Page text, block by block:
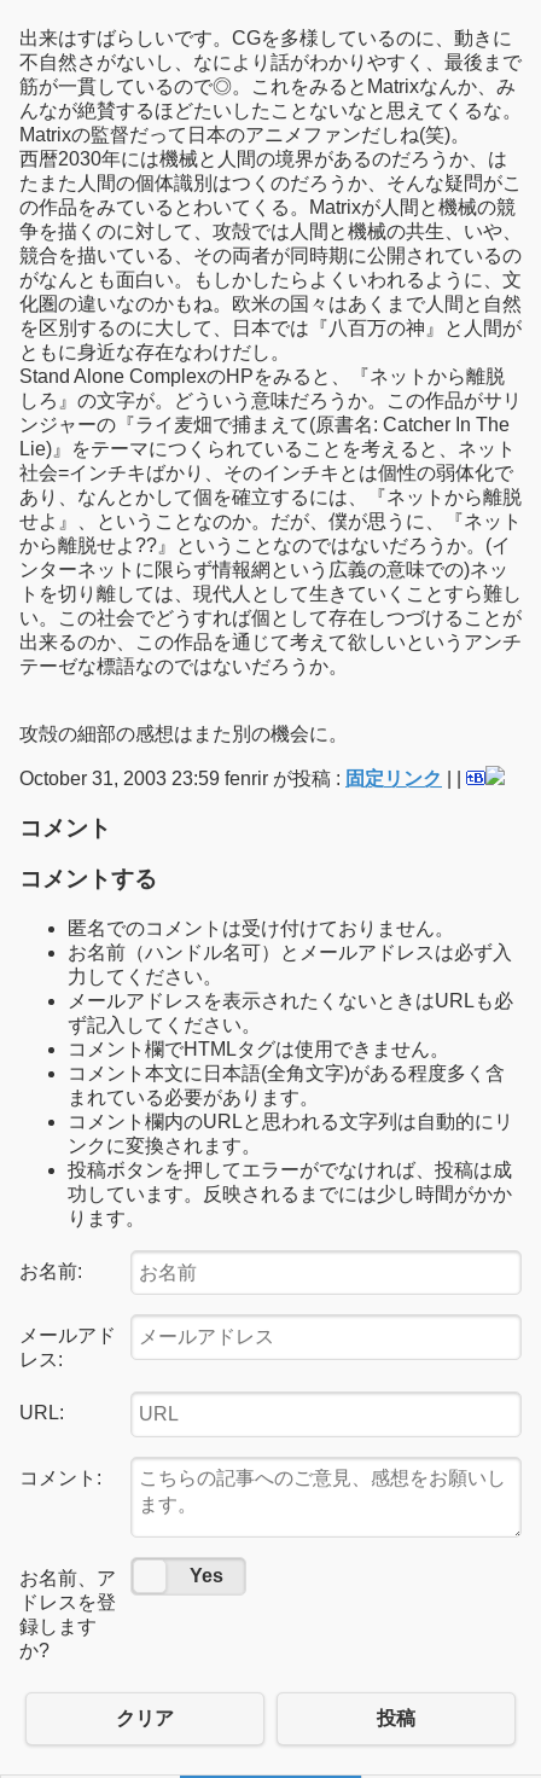
出来はすばらしいです。CGを多様しているのに、動きに
不自然さがないし、なにより話がわかりやすく、最後まで
筋が一貫しているので◎。これをみるとMatrixなんか、み
んなが絶賛するほどたいしたことないなと思えてくるな。
Matrixの監督だって日本のアニメファンだしね(笑)。
西暦2030年には機械と人間の境界があるのだろうか、は
たまた人間の個体識別はつくのだろうか、そんな疑問がこ
の作品をみているとわいてくる。Matrixが人間と機械の競
争を描くのに対して、攻殻では人間と機械の共生、いや、
競合を描いている、その両者が同時期に公開されているの
がなんとも面白い。もしかしたらよくいわれるように、文
化圏の違いなのかもね。欧米の国々はあくまで人間と自然
を区別するのに大して、日本では『八百万の神』と人間が
ともに身近な存在なわけだし。
Stand Alone ComplexのHPをみると、『ネットから離脱
しろ』の文字が。どういう意味だろうか。この作品がサリ
ンジャーの『ライ麦畑で捕まえて(原書名: Catcher In The
Lie)』をテーマにつくられていることを考えると、ネット
社会=インチキばかり、そのインチキとは個性の弱体化で
あり、なんとかして個を確立するには、『ネットから離脱
せよ』、ということなのか。だが、僕が思うに、『ネット
から離脱せよ??』ということなのではないだろうか。(イ
ンターネットに限らず情報網という広義の意味での)ネッ
トを切り離しては、現代人として生きていくことすら難し
い。この社会でどうすれば個として存在しつづけることが
出来るのか、この作品を通じて考えて欲しいというアンチ
テーゼな標語なのではないだろうか。
攻殻の細部の感想はまた別の機会に。
October 31, 2003 23:59 fenrir が投稿 : 固定リンク
コメント
コメントする
匿名でのコメントは受け付けておりません。
お名前（ハンドル名可）とメールアドレスは必ず入
力してください。
メールアドレスを表示されたくないときはURLも必
ず記入してください。
コメント欄でHTMLタグは使用できません。
コメント本文に日本語(全角文字)がある程度多く含
まれている必要があります。
コメント欄内のURLと思われる文字列は自動的にリ
ンクに変換されます。
投稿ボタンを押してエラーがでなければ、投稿は成
功しています。反映されるまでには少し時間がかか
ります。
お名前:
メールアド
レス:
URL:
コメント:
お名前、ア
ドレスを登
録します
か?
No Yes
クリア 投稿